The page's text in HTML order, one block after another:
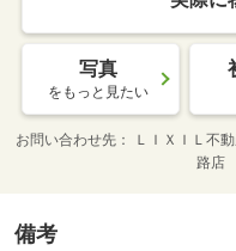
写真
をもっと見たい
お問い合わせ先
ＬＩＸＩＬ不
路店
備考